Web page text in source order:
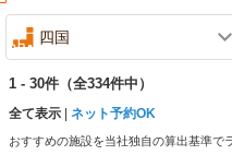
四国
1 - 30件 （全334件中）
全て表示 ネット予約OK
おすすめの施設を当社独自の算出基準で